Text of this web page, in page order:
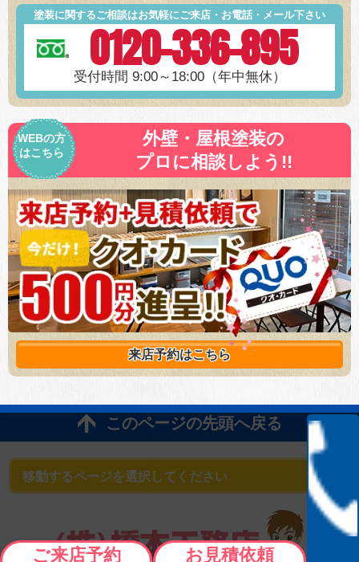
塗装に関するご相談はお気軽にご来店・お電話・メール下さい
0120-336-895
受付時間 9:00～18:00（年中無休）
WEBの方
はこちら
外壁・屋根塗装の
プロに相談しよう!!
来店予約はこちら
このページの先頭へ戻る
ご来店予約 お見積依頼